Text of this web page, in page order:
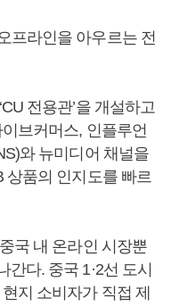
프라인을 아우르는 전
전용관’을 개설하고
브커머스, 인플루언
와 뉴미디어 채널을
상품의 인지도를 빠르
국 내 온라인 시장뿐
다. 중국 1·2선 도시
지 소비자가 직접 제